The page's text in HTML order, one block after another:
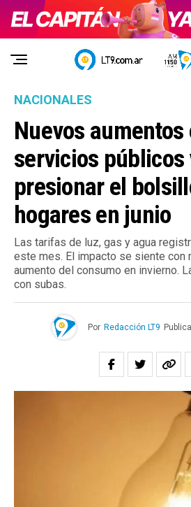
NACIONALES
Nuevos aumentos
servicios públicos
presionar el
hogares en junio
Las tarifas de luz, gas y agua
este mes. El impacto se siente con
aumento del consumo en invierno.
con subas.
Por Redacción LT9